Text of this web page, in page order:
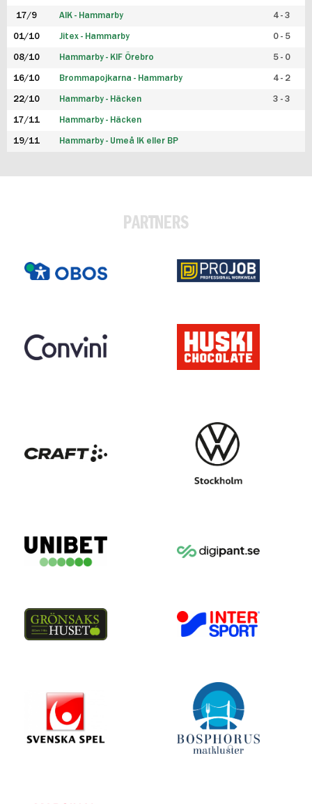
17/9 AIK - Hammarby 4 - 3
01/10 Jitex - Hammarby 0 - 5
08/10 Hammarby - KIF Örebro 5 - 0
16/10 Brommapojkarna - Hammarby 4 - 2
22/10 Hammarby - Häcken 3 - 3
17/11 Hammarby - Häcken
19/11 Hammarby - Umeå IK eller BP
PARTNERS